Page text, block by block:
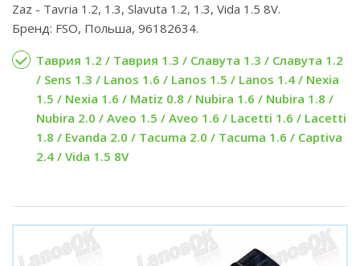
Zaz - Tavria 1.2, 1.3, Slavuta 1.2, 1.3, Vida 1.5 8V.
Бренд: FSO, Польша, 96182634.
Таврия 1.2 / Таврия 1.3 / Славута 1.3 / Славута 1.2
/ Sens 1.3 / Lanos 1.6 / Lanos 1.5 / Lanos 1.4 / Nexia
1.5 / Nexia 1.6 / Matiz 0.8 / Nubira 1.6 / Nubira 1.8 /
Nubira 2.0 / Aveo 1.5 / Aveo 1.6 / Lacetti 1.6 / Lacetti
1.8 / Evanda 2.0 / Tacuma 2.0 / Tacuma 1.6 / Captiva
2.4 / Vida 1.5 8V